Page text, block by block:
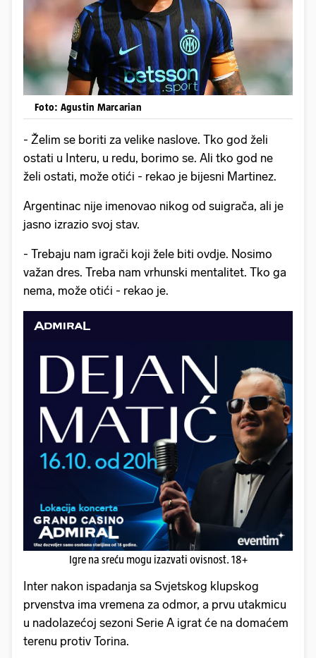
Foto: Agustin Marcarian
- Želim se boriti za velike naslove. Tko god želi
ostati u Interu, u redu, borimo se. Ali tko god ne
želi ostati, može otići - rekao je bijesni Martinez.
Argentinac nije imenovao nikog od suigrača, ali je
jasno izrazio svoj stav.
- Trebaju nam igrači koji žele biti ovdje. Nosimo
važan dres. Treba nam vrhunski mentalitet. Tko ga
nema, može otići - rekao je.
Igre na sreću mogu izazvati ovisnost. 18+
Inter nakon ispadanja sa Svjetskog klupskog
prvenstva ima vremena za odmor, a prvu utakmicu
u nadolazećoj sezoni Serie A igrat će na domaćem
terenu protiv Torina.